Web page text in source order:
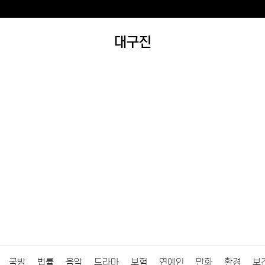
대구진
국방 법률 음악 드라마 보험 연예인 만화 환경 보